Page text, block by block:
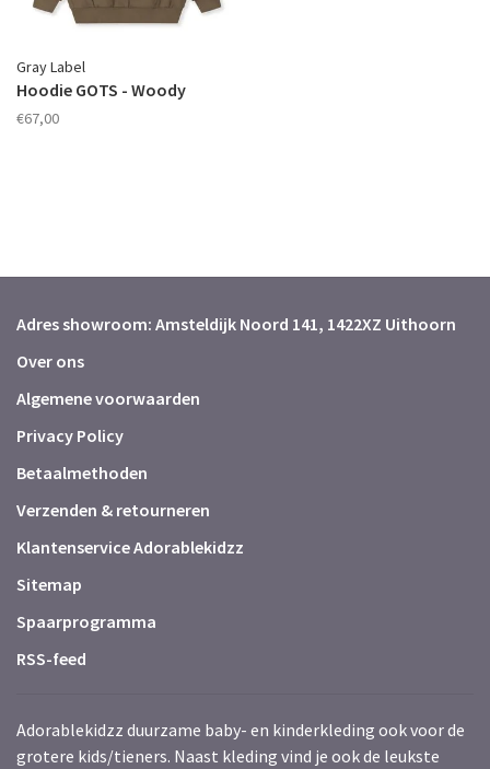
Gray Label
Hoodie GOTS - Woody
€67,00
Adres showroom: Amsteldijk Noord 141, 1422XZ Uithoorn
Over ons
Algemene voorwaarden
Privacy Policy
Betaalmethoden
Verzenden & retourneren
Klantenservice Adorablekidzz
Sitemap
Spaarprogramma
RSS-feed
Adorablekidzz duurzame baby- en kinderkleding ook voor de
grotere kids/tieners. Naast kleding vind je ook de leukste